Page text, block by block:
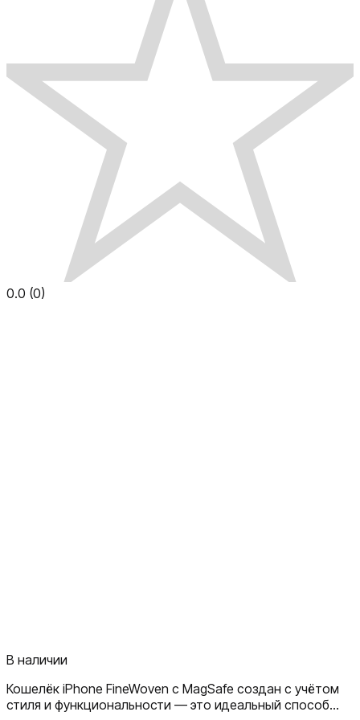
0.0 (0)
В наличии
Кошелёк iPhone FineWoven с MagSafe создан с учётом
стиля и функциональности — это идеальный способ